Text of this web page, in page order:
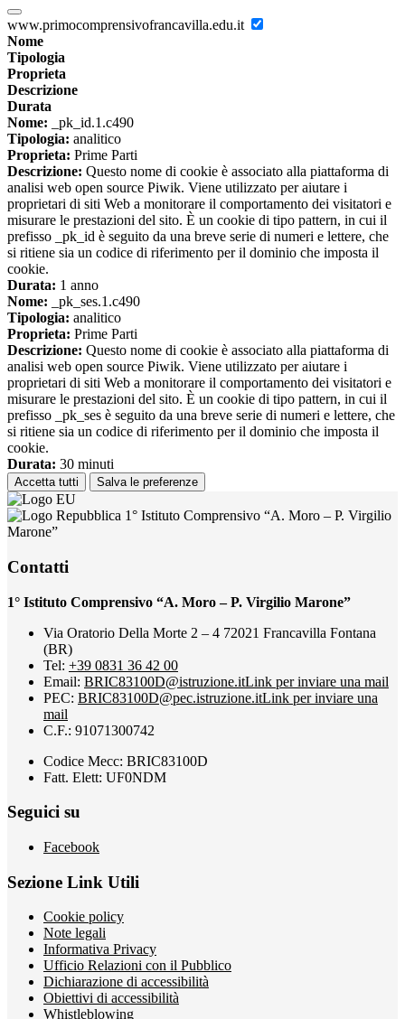
www.primocomprensivofrancavilla.edu.it
Nome
Tipologia
Proprieta
Descrizione
Durata
Nome: _pk_id.1.c490
Tipologia: analitico
Proprieta: Prime Parti
Descrizione: Questo nome di cookie è associato alla piattaforma di
analisi web open source Piwik. Viene utilizzato per aiutare i
proprietari di siti Web a monitorare il comportamento dei visitatori e
misurare le prestazioni del sito. È un cookie di tipo pattern, in cui il
prefisso _pk_id è seguito da una breve serie di numeri e lettere, che
si ritiene sia un codice di riferimento per il dominio che imposta il
cookie.
Durata: 1 anno
Nome: _pk_ses.1.c490
Tipologia: analitico
Proprieta: Prime Parti
Descrizione: Questo nome di cookie è associato alla piattaforma di
analisi web open source Piwik. Viene utilizzato per aiutare i
proprietari di siti Web a monitorare il comportamento dei visitatori e
misurare le prestazioni del sito. È un cookie di tipo pattern, in cui il
prefisso _pk_ses è seguito da una breve serie di numeri e lettere, che
si ritiene sia un codice di riferimento per il dominio che imposta il
cookie.
Durata: 30 minuti
Accetta tutti Salva le preferenze
1° Istituto Comprensivo “A. Moro – P. Virgilio
Marone”
Contatti
1° Istituto Comprensivo “A. Moro – P. Virgilio Marone”
Via Oratorio Della Morte 2 – 4 72021 Francavilla Fontana
(BR)
Tel: +39 0831 36 42 00
Email: BRIC83100D@istruzione.itLink per inviare una mail
PEC: BRIC83100D@pec.istruzione.itLink per inviare una
mail
C.F.: 91071300742
Codice Mecc: BRIC83100D
Fatt. Elett: UF0NDM
Seguici su
Facebook
Sezione Link Utili
Cookie policy
Note legali
Informativa Privacy
Ufficio Relazioni con il Pubblico
Dichiarazione di accessibilità
Obiettivi di accessibilità
Whistleblowing